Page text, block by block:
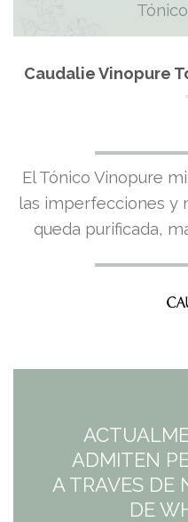
Caudalie Vinopure
El Tónico Vinopure
las imperfecciones y
queda purificada,
ADMITEN
A TRAVES DE
DE